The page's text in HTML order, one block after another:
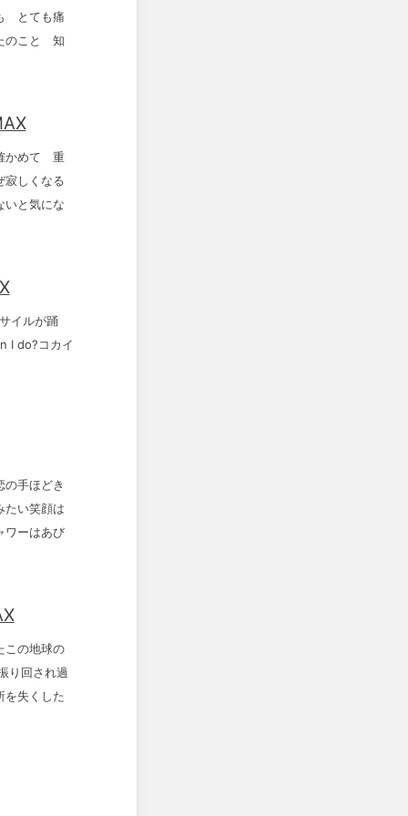
とても痛
のこと 知
かめて 重
寂しくなる
いと気にな
イルが踊
I do?コカイ
手ほどき
たい笑顔は
ーはあび
この地球の
り回され過
を失くした